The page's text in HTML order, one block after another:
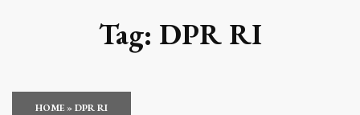
Tag: DPR RI
HOME»DPR RI